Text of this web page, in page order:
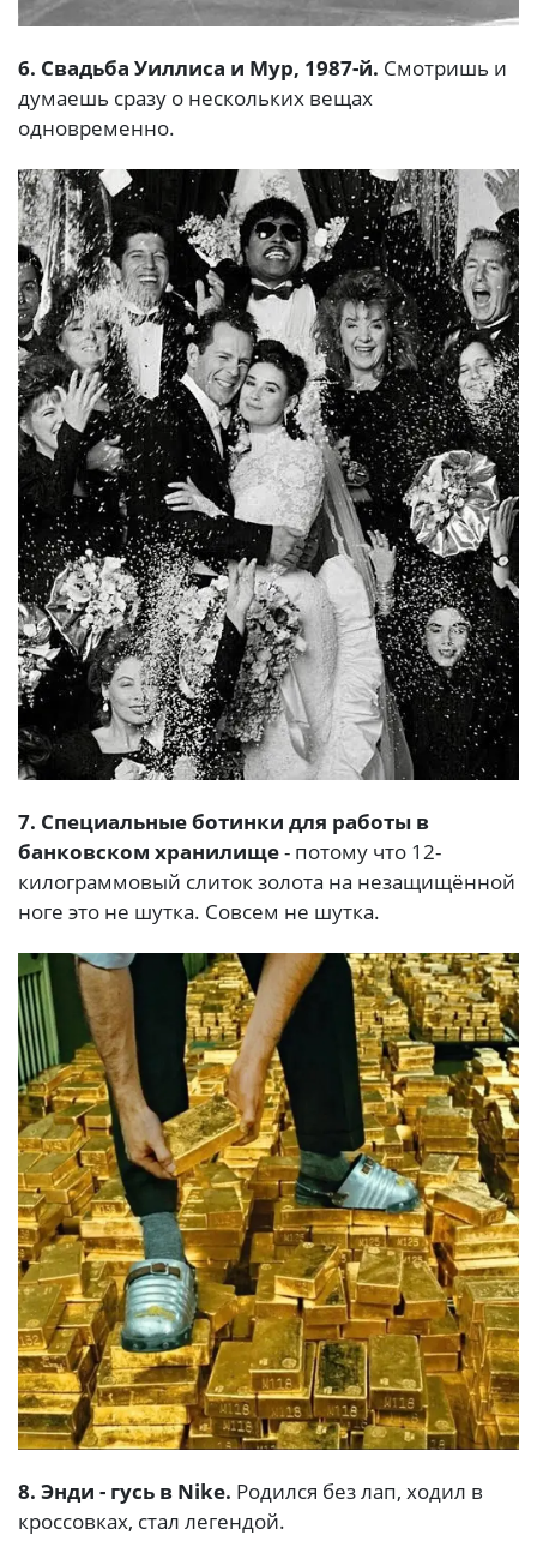
6. Свадьба Уиллиса и Мур, 1987-й. Смотришь и
думаешь сразу о нескольких вещах
одновременно.
7. Специальные ботинки для работы в
банковском хранилище- потому что 12-
килограммовый слиток золота на незащищённой
ноге это не шутка. Совсем не шутка.
8. Энди - гусь в Nike. Родился без лап, ходил в
кроссовках, стал легендой.